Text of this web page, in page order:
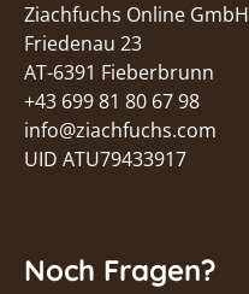
Ziachfuchs Online GmbH
Friedenau 23
AT-6391 Fieberbrunn
+43 699 81 80 67 98
info@ziachfuchs.com
UID ATU79433917
Noch Fragen?